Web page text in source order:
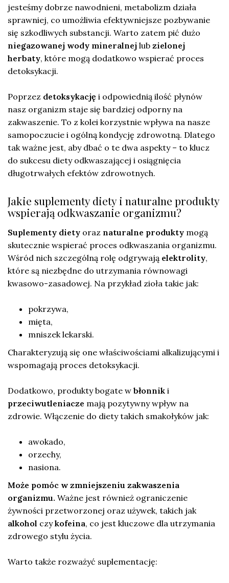
jesteśmy dobrze nawodnieni, metabolizm działa
sprawniej, co umożliwia efektywniejsze pozbywanie
się szkodliwych substancji. Warto zatem pić dużo
niegazowanej wody mineralnej lub zielonej
herbaty, które mogą dodatkowo wspierać proces
detoksykacji.
Poprzez detoksykację i odpowiednią ilość płynów
nasz organizm staje się bardziej odporny na
zakwaszenie. To z kolei korzystnie wpływa na nasze
samopoczucie i ogólną kondycję zdrowotną. Dlatego
tak ważne jest, aby dbać o te dwa aspekty – to klucz
do sukcesu diety odkwaszającej i osiągnięcia
długotrwałych efektów zdrowotnych.
Jakie suplementy diety i naturalne produkty
wspierają odkwaszanie organizmu?
Suplementy diety oraz naturalne produkty mogą
skutecznie wspierać proces odkwaszania organizmu.
Wśród nich szczególną rolę odgrywają elektrolity,
które są niezbędne do utrzymania równowagi
kwasowo-zasadowej. Na przykład zioła takie jak:
pokrzywa,
mięta,
mniszek lekarski.
Charakteryzują się one właściwościami alkalizującymi i
wspomagają proces detoksykacji.
Dodatkowo, produkty bogate w błonnik i
przeciwutleniacze mają pozytywny wpływ na
zdrowie. Włączenie do diety takich smakołyków jak:
awokado,
orzechy,
nasiona.
Może pomóc w zmniejszeniu zakwaszenia
organizmu. Ważne jest również ograniczenie
żywności przetworzonej oraz używek, takich jak
alkohol czykofeina, co jest kluczowe dla utrzymania
zdrowego stylu życia.
Warto także rozważyć suplementację: